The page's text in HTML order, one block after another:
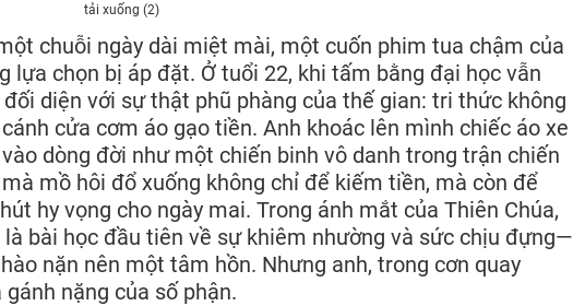
tải xuống (2)
chuỗi ngày dài miệt mài, một cuốn phim tua chậm của
lựa chọn bị áp đặt. Ở tuổi 22, khi tấm bằng đại học vẫn
diện với sự thật phũ phàng của thế gian: tri thức không
cửa cơm áo gạo tiền. Anh khoác lên mình chiếc áo xe
dòng đời như một chiến binh vô danh trong trận chiến
mồ hôi đổ xuống không chỉ để kiếm tiền, mà còn để
hy vọng cho ngày mai. Trong ánh mắt của Thiên Chúa,
là bài học đầu tiên về sự khiêm nhường và sức chịu đựng—
nặn nên một tâm hồn. Nhưng anh, trong cơn quay
nặng của số phận.